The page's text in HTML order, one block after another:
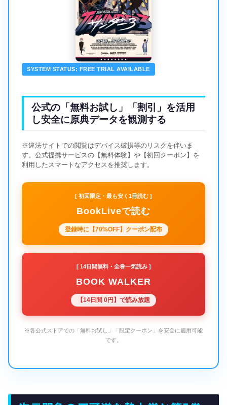
SYSTEM STATUS: FREE TRIAL AVAILABLE
公式の「無料お試し」「割引」を活用
し安全に原典データを観測する
※違法サイトでの閲覧はデバイス破損等のリスクを伴いま
す。公式提携サービスの【無料体験】や【初回クーポン】を
利用したスマートなアクセスを推奨します。
[ 初回限定・最も安く1冊読む ]
BookLiveで読む
登録時に【70%OFF】クーポン配布
[ 14日間無料・全巻一気読み ]
BOOK WALKER
【14日間 0円】で読み放題
※各公式ストアでの「無料お試し」「限定クーポン」を安全に適用可能
です。